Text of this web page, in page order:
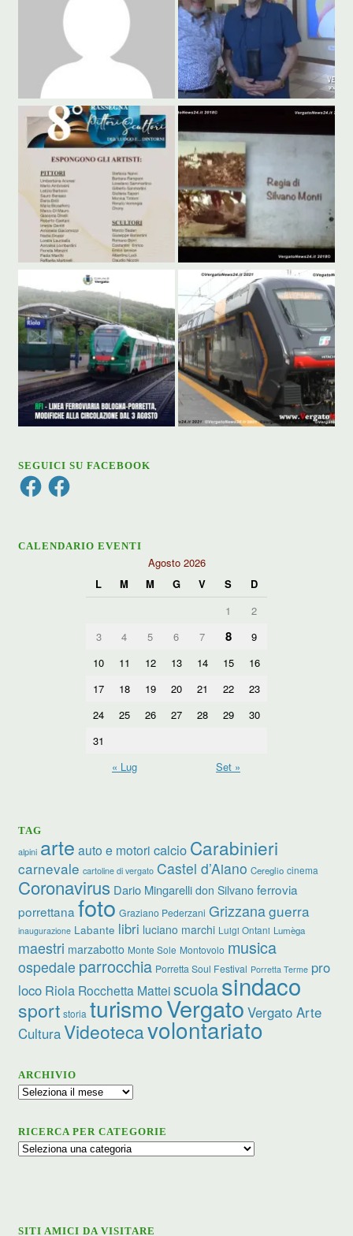
SEGUICI SU FACEBOOK
FacebookFacebook
CALENDARIO EVENTI
Agosto 2026
L
M M G V S
D
1
2
3
4 5 6 7 8
9
10
11 12 13 14 15
16
17
18 19 20 21 22
23
24
25 26 27 28 29
30
31
« Lug
Set »
TAG
alpini arte auto e motori calcio Carabinieri
carnevale cartoline di vergato Castel d’Aiano Cereglio cinema
Coronavirus Dario Mingarelli don Silvano ferrovia
porrettana foto Graziano Pederzani Grizzanaguerra
inaugurazione Labante libri luciano marchi Luigi Ontani Lumèga
maestri marzabotto Monte Sole Montovolo musica
ospedale parrocchia Porretta Soul Festival Porretta Terme pro
loco Riola Rocchetta Matteiscuolasindaco
sport storia turismoVergato Vergato Arte
CulturaVideotecavolontariato
ARCHIVIO
Archivio
RICERCA PER CATEGORIE
Ricerca
SITI AMICI DA VISITARE